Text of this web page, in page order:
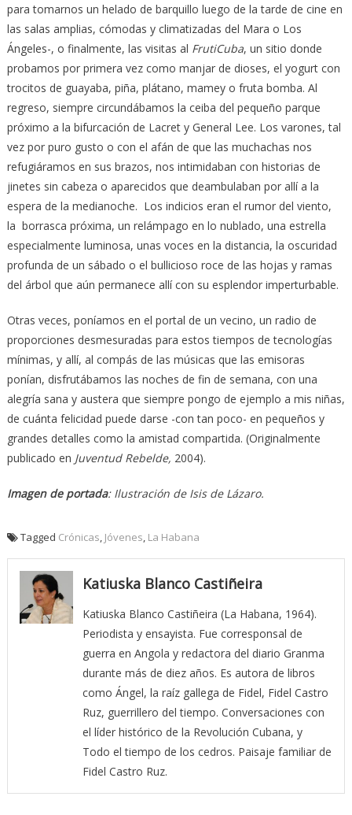
para tomarnos un helado de barquillo luego de la tarde de cine en
las salas amplias, cómodas y climatizadas del Mara o Los
Ángeles-, o finalmente, las visitas al FrutiCuba, un sitio donde
probamos por primera vez como manjar de dioses, el yogurt con
trocitos de guayaba, piña, plátano, mamey o fruta bomba. Al
regreso, siempre circundábamos la ceiba del pequeño parque
próximo a la bifurcación de Lacret y General Lee. Los varones, tal
vez por puro gusto o con el afán de que las muchachas nos
refugiáramos en sus brazos, nos intimidaban con historias de
jinetes sin cabeza o aparecidos que deambulaban por allí a la
espera de la medianoche. Los indicios eran el rumor del viento,
la borrasca próxima, un relámpago en lo nublado, una estrella
especialmente luminosa, unas voces en la distancia, la oscuridad
profunda de un sábado o el bullicioso roce de las hojas y ramas
del árbol que aún permanece allí con su esplendor imperturbable.
Otras veces, poníamos en el portal de un vecino, un radio de
proporciones desmesuradas para estos tiempos de tecnologías
mínimas, y allí, al compás de las músicas que las emisoras
ponían, disfrutábamos las noches de fin de semana, con una
alegría sana y austera que siempre pongo de ejemplo a mis niñas,
de cuánta felicidad puede darse -con tan poco- en pequeños y
grandes detalles como la amistad compartida. (Originalmente
publicado en Juventud Rebelde, 2004).
Imagen de portada: Ilustración de Isis de Lázaro.
Tagged Crónicas Jóvenes La Habana
Katiuska Blanco Castiñeira
Katiuska Blanco Castiñeira (La Habana, 1964).
Periodista y ensayista. Fue corresponsal de
guerra en Angola y redactora del diario Granma
durante más de diez años. Es autora de libros
como Ángel, la raíz gallega de Fidel, Fidel Castro
Ruz, guerrillero del tiempo. Conversaciones con
el líder histórico de la Revolución Cubana, y
Todo el tiempo de los cedros. Paisaje familiar de
Fidel Castro Ruz.